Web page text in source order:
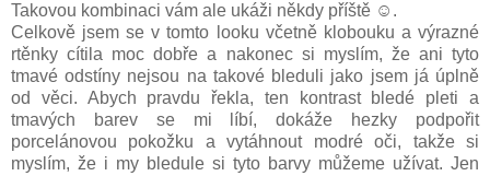
Takovou kombinaci vám ale ukáži někdy příště ☺.
Celkově jsem se v tomto looku včetně klobouku a výrazné
rtěnky cítila moc dobře a nakonec si myslím, že ani tyto
tmavé odstíny nejsou na takové bleduli jako jsem já úplně
od věci. Abych pravdu řekla, ten kontrast bledé pleti a
tmavých barev se mi líbí, dokáže hezky podpořit
porcelánovou pokožku a vytáhnout modré oči, takže si
myslím, že i my bledule si tyto barvy můžeme užívat. Jen